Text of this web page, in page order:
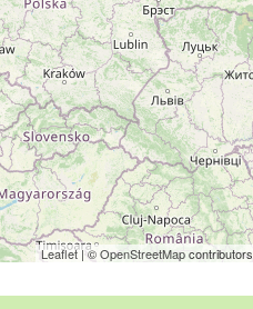
Leaflet| ©OpenStreetMapcontributors